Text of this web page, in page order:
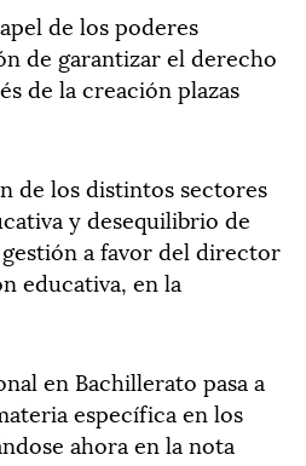
de los poderes
de garantizar el derecho
de la creación plazas
de los distintos sectores
y desequilibrio de
a favor del director
educativa, en la
en Bachillerato pasa a
específica en los
ahora en la nota